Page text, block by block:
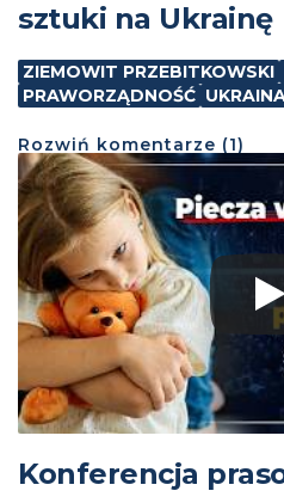
sztuki na Ukrainę
ZIEMOWIT PRZEBITKOWSKI
PRAWORZĄDNOŚĆ
Rozwiń komentarze (1)
Konferencja